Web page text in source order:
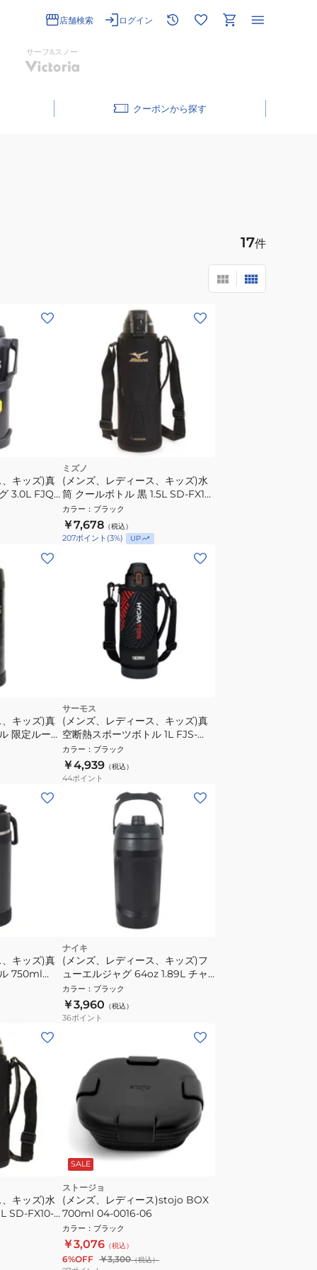
店舗検索 ログイン
サーフ&スノー
クーポン
17件
キッズ)真
3.0L FJQ-
ミズノ
(メンズ、レディース、キッズ)水
筒 クールボトル 黒 1.5L SD-FX15-
BA 保冷専用 抗菌 ボトル マイボ
トル ステンレスボトル
カラー ： ブラック
￥7,678 （税込）
207ポイント (3%) UP
キッズ)真
限定ルート
サーモス
(メンズ、レディース、キッズ)真
空断熱スポーツボトル 1L FJS-
1000F BKOR
カラー ： ブラック
￥4,939 （税込）
44ポイント
キッズ)真
750ml
ナイキ
(メンズ、レディース、キッズ)フ
ューエルジャグ 64oz 1.89L チャ
グ HY8011-058
カラー ： ブラック
￥3,960 （税込）
36ポイント
キッズ)水
SD-FX10-
ル マイボ
SALE
ストージョ
(メンズ、レディース)stojo BOX
700ml 04-0016-06
カラー ： ブラック
￥3,076 （税込）
6%OFF ￥3,300（税込）